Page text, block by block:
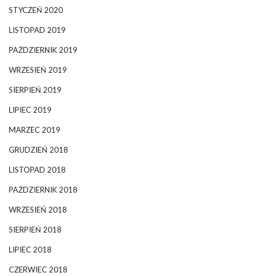
STYCZEŃ 2020
LISTOPAD 2019
PAŹDZIERNIK 2019
WRZESIEŃ 2019
SIERPIEŃ 2019
LIPIEC 2019
MARZEC 2019
GRUDZIEŃ 2018
LISTOPAD 2018
PAŹDZIERNIK 2018
WRZESIEŃ 2018
SIERPIEŃ 2018
LIPIEC 2018
CZERWIEC 2018